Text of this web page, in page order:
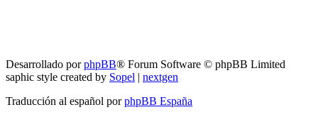
Desarrollado porphpBB® Forum Software © phpBB Limited
saphic style created by Sopel | nextgen
Traducción al español porphpBB España